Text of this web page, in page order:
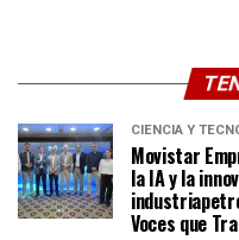
CIENCIA Y
Movistar
la IA y la
Voces que